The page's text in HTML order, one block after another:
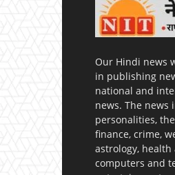
Our Hindi news
in publishing
national and
news. The news
personalities,
finance, crime,
astrology, health
computers and